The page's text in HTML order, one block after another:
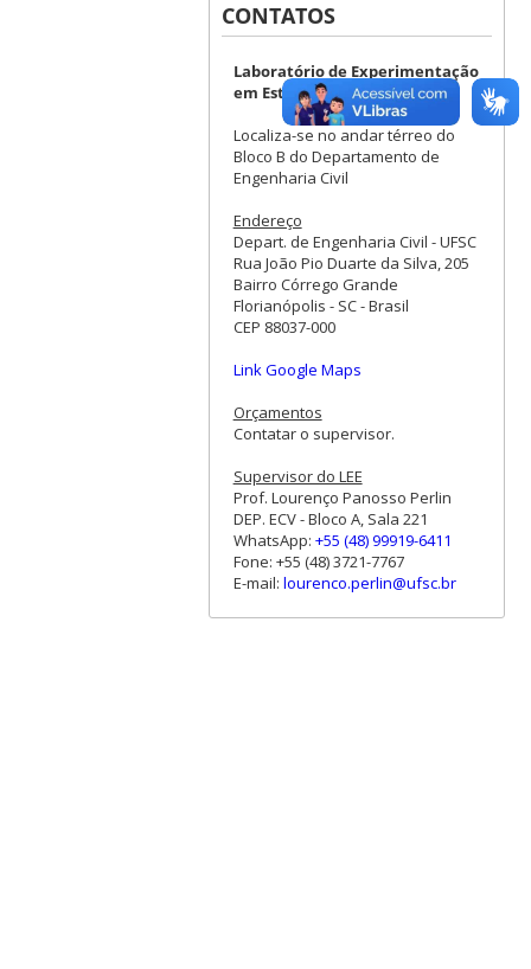
CONTATOS
Laboratório de Experimentação
em Estruturas - LEE
Localiza-se no andar térreo do
Bloco B do Departamento de
Engenharia Civil
Endereço
Depart. de Engenharia Civil - UFSC
Rua João Pio Duarte da Silva, 205
Bairro Córrego Grande
Florianópolis - SC - Brasil
CEP 88037-000
Link Google Maps
Orçamentos
Contatar o supervisor.
Supervisor do LEE
Prof. Lourenço Panosso Perlin
DEP. ECV - Bloco A, Sala 221
WhatsApp: +55 (48) 99919-6411
Fone: +55 (48) 3721-7767
E-mail: lourenco.perlin@ufsc.br